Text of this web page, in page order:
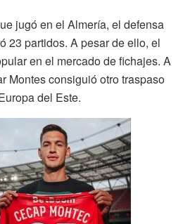
jugó en el Almería, el defensa
23 partidos. A pesar de ello, el
en el mercado de fichajes. A
Montes consiguió otro traspaso
del Este.